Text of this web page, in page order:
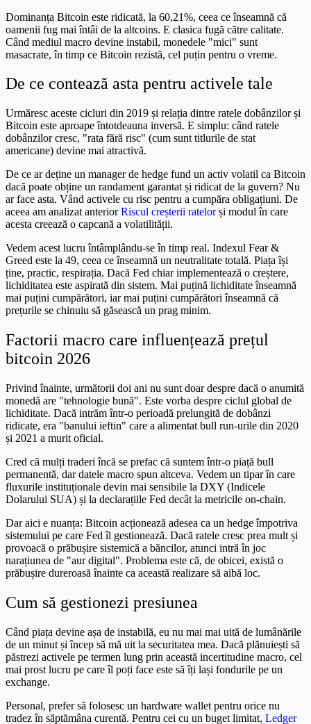
Dominanța Bitcoin este ridicată, la 60,21%, ceea ce înseamnă că
oamenii fug mai întâi de la altcoins. E clasica fugă către calitate.
Când mediul macro devine instabil, monedele "mici" sunt
masacrate, în timp ce Bitcoin rezistă, cel puțin pentru o vreme.
De ce contează asta pentru activele tale
Urmăresc aceste cicluri din 2019 și relația dintre ratele dobânzilor și
Bitcoin este aproape întotdeauna inversă. E simplu: când ratele
dobânzilor cresc, "rata fără risc" (cum sunt titlurile de stat
americane) devine mai atractivă.
De ce ar deține un manager de hedge fund un activ volatil ca Bitcoin
dacă poate obține un randament garantat și ridicat de la guvern? Nu
ar face asta. Vând activele cu risc pentru a cumpăra obligațiuni. De
aceea am analizat anteriorRiscul creșterii ratelorși modul în care
acesta creează o capcană a volatilității.
Vedem acest lucru întâmplându-se în timp real. Indexul Fear &
Greed este la 49, ceea ce înseamnă un neutralitate totală. Piața își
ține, practic, respirația. Dacă Fed chiar implementează o creștere,
lichiditatea este aspirată din sistem. Mai puțină lichiditate înseamnă
mai puțini cumpărători, iar mai puțini cumpărători înseamnă că
prețurile se chinuiu să găsească un prag minim.
Factorii macro care influențează prețul
bitcoin 2026
Privind înainte, următorii doi ani nu sunt doar despre dacă o anumită
monedă are "tehnologie bună". Este vorba despre ciclul global de
lichiditate. Dacă intrăm într-o perioadă prelungită de dobânzi
ridicate, era "banului ieftin" care a alimentat bull run-urile din 2020
și 2021 a murit oficial.
Cred că mulți traderi încă se prefac că suntem într-o piață bull
permanentă, dar datele macro spun altceva. Vedem un tipar în care
fluxurile instituționale devin mai sensibile la DXY (Indicele
Dolarului SUA) și la declarațiile Fed decât la metricile on-chain.
Dar aici e nuanța: Bitcoin acționează adesea ca un hedge împotriva
sistemului pe care Fed îl gestionează. Dacă ratele cresc prea mult și
provoacă o prăbușire sistemică a băncilor, atunci intră în joc
narațiunea de "aur digital". Problema este că, de obicei, există o
prăbușire dureroasă înainte ca această realizare să aibă loc.
Cum să gestionezi presiunea
Când piața devine așa de instabilă, eu nu mai mai uită de lumânările
de un minut și încep să mă uit la securitatea mea. Dacă plănuiești să
păstrezi activele pe termen lung prin această incertitudine macro, cel
mai prost lucru pe care îl poți face este să îți lași fondurile pe un
exchange.
Personal, prefer să folosesc un hardware wallet pentru orice nu
tradez în săptămâna curentă. Pentru cei cu un buget limitat, Ledger